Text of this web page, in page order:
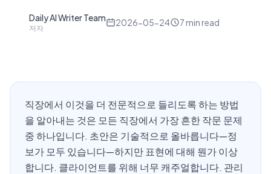
Daily AI Writer Team
저자
2026-05-24 7 min read
직장에서 이것을 더 전문적으로 들리도록 하는 방법
을 알아내는 것은 모든 직장에서 가장 흔한 작문 문제
중 하나입니다. 초안은 기술적으로 올바릅니다—정
보가 모두 있습니다—하지만 표현에 대해 뭔가 이상
합니다. 클라이언트를 위해 너무 캐주얼합니다. 관리